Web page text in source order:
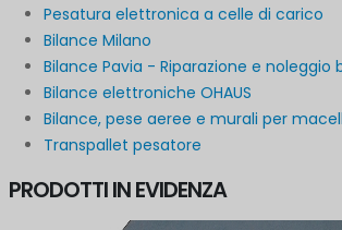
Pesatura elettronica a celle di carico
Bilance Milano
Bilance Pavia - Riparazione e noleggio
Bilance elettroniche OHAUS
Bilance, pese aeree e murali per
Transpallet pesatore
PRODOTTI IN EVIDENZA